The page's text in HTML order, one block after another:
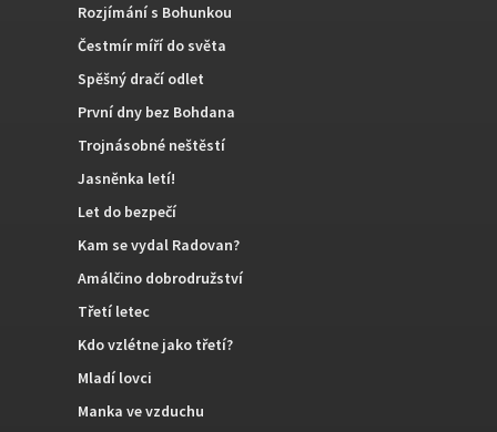
Rozjímání s Bohunkou
Čestmír míří do světa
Spěšný dračí odlet
První dny bez Bohdana
Trojnásobné neštěstí
Jasněnka letí!
Let do bezpečí
Kam se vydal Radovan?
Amálčino dobrodružství
Třetí letec
Kdo vzlétne jako třetí?
Mladí lovci
Manka ve vzduchu